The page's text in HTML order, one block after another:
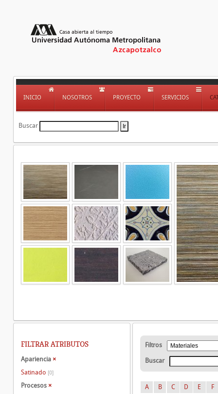
INICIO NOSOTROS PROYECTO SERVICIOS
Buscar
Filtros
Buscar
A B C D E F
FILTRAR ATRIBUTOS
Apariencia ×
Satinado [0]
Procesos ×